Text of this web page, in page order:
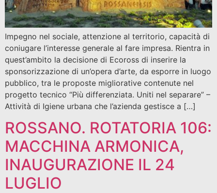
Impegno nel sociale, attenzione al territorio, capacità di
coniugare l’interesse generale al fare impresa. Rientra in
quest’ambito la decisione di Ecoross di inserire la
sponsorizzazione di un’opera d’arte, da esporre in luogo
pubblico, tra le proposte migliorative contenute nel
progetto tecnico “Più differenziata. Uniti nel separare” –
Attività di Igiene urbana che l’azienda gestisce a […]
ROSSANO. ROTATORIA 106:
MACCHINA ARMONICA,
INAUGURAZIONE IL 24
LUGLIO